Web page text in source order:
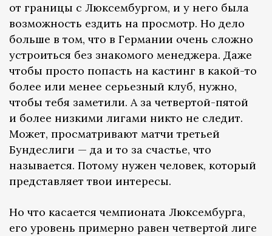
от границы с Люксембургом, и у него была
возможность ездить на просмотр. Но дело
больше в том, что в Германии очень сложно
устроиться без знакомого менеджера. Даже
чтобы просто попасть на кастинг в какой-то
более или менее серьезный клуб, нужно,
чтобы тебя заметили. А за четвертой-пятой
и более низкими лигами никто не следит.
Может, просматривают матчи третьей
Бундеслиги — да и то за счастье, что
называется. Потому нужен человек, который
представляет твои интересы.
Но что касается чемпионата Люксембурга,
его уровень примерно равен четвертой лиге